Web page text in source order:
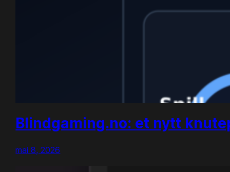
Blindgaming.no: et nytt
mai 8, 2026